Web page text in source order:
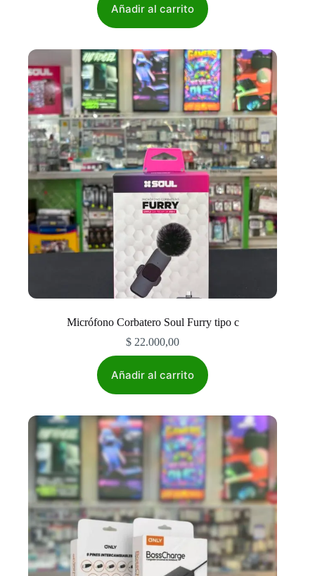
Añadir al carrito
Micrófono Corbatero Soul Furry tipo c
$ 22.000,00
Añadir al carrito